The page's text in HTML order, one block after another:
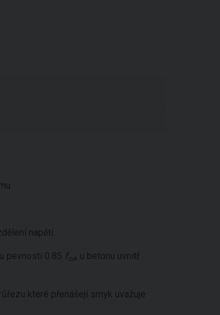
napětí.
pevnosti 0.85 f cd, u betonu uvnitř
které přenášejí smyk uvažuje